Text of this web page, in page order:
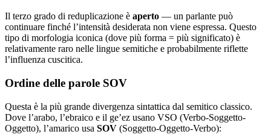
Il terzo grado di reduplicazione è aperto — un parlante può
continuare finché l’intensità desiderata non viene espressa. Questo
tipo di morfologia iconica (dove più forma = più significato) è
relativamente raro nelle lingue semitiche e probabilmente riflette
l’influenza cuscitica.
Ordine delle parole SOV
Questa è la più grande divergenza sintattica dal semitico classico.
Dove l’arabo, l’ebraico e il ge’ez usano VSO (Verbo-Soggetto-
Oggetto), l’amarico usa SOV (Soggetto-Oggetto-Verbo):